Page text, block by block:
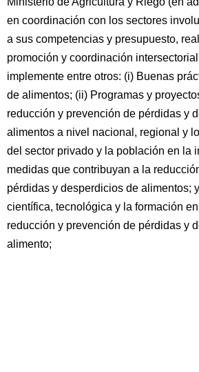
en coordinación con los sectores
a sus competencias y presupuesto,
promoción y coordinación
implemente entre otros: (i) Buenas
de alimentos; (ii) Programas y
reducción y prevención de pérdidas y
alimentos a nivel nacional, regional y
del sector privado y la población en la
medidas que contribuyan a la
pérdidas y desperdicios de alimentos;
científica, tecnológica y la formación
reducción y prevención de pérdidas y
alimento;